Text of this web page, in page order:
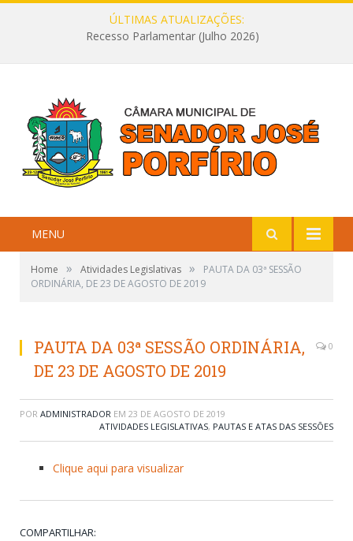
ÚLTIMAS ATUALIZAÇÕES:
Recesso Parlamentar (Julho 2026)
MENU
Home » Atividades Legislativas »
PAUTA DA 03ª SESSÃO
ORDINÁRIA, DE 23 DE AGOSTO DE 2019
PAUTA DA 03ª SESSÃO ORDINÁRIA,
DE 23 DE AGOSTO DE 2019
0
POR ADMINISTRADOR EM 23 DE AGOSTO DE 2019
ATIVIDADES LEGISLATIVAS, PAUTAS E ATAS DAS SESSÕES
Clique aqui para visualizar
COMPARTILHAR: